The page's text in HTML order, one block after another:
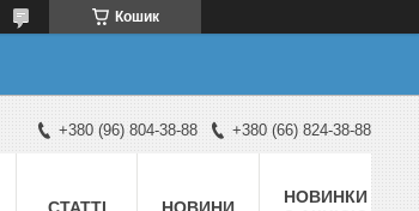
Кошик
+380 (96) 804-38-88 +380 (66) 824-38-88
НОВИНКИ